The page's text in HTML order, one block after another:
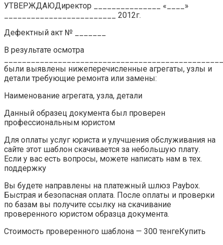
УТВЕРЖДАЮДиректор _______________ «____»
_________________________ 2012г.
Дефектный акт № _______
В результате осмотра
были выявлены нижеперечисленные агрегаты, узлы и
детали требующие ремонта или замены:
Наименование агрегата, узла, детали
Данный образец документа был проверен
профессиональным юристом
Для оплаты услуг юриста и улучшения обслуживания на
сайте этот шаблон скачивается за небольшую плату.
Если у вас есть вопросы, можете написать нам в тех.
поддержку
Вы будете направлены на платежный шлюз Paybox.
Быстрая и безопасная оплата. После оплаты и проверки
по базам вы получите ссылку на скачивание
проверенного юристом образца документа.
Стоимость проверенного шаблона — 300 тенгеКупить